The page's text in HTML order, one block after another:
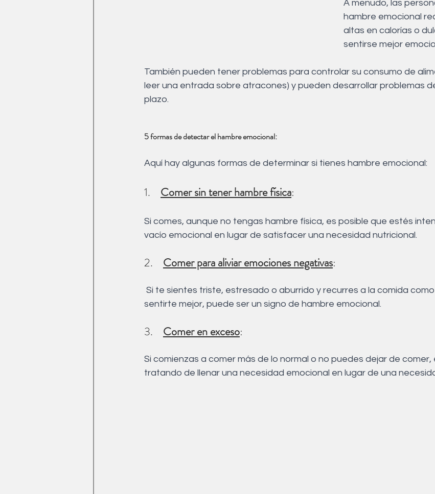
A menudo, las
hambre emocional
altas en calorías o
sentirse mejor
También pueden tener problemas para controlar su consumo de
leer una entrada sobre atracones) y pueden desarrollar problemas
plazo.
5 formas de detectar el hambre emocional:
Aquí hay algunas formas de determinar si tienes hambre emocional:
1. Comer sin tener hambre física:
Si comes, aunque no tengas hambre física, es posible que estés
vacío emocional en lugar de satisfacer una necesidad nutricional.
2. Comer para aliviar emociones negativas:
sentirte mejor, puede ser un signo de hambre emocional.
3. Comer en exceso:
Si comienzas a comer más de lo normal o no puedes dejar de
tratando de llenar una necesidad emocional en lugar de una